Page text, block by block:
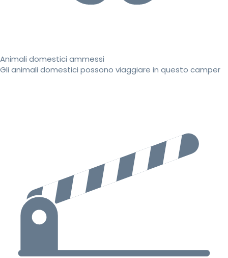
Animali domestici ammessi
Gli animali domestici possono viaggiare in questo camper